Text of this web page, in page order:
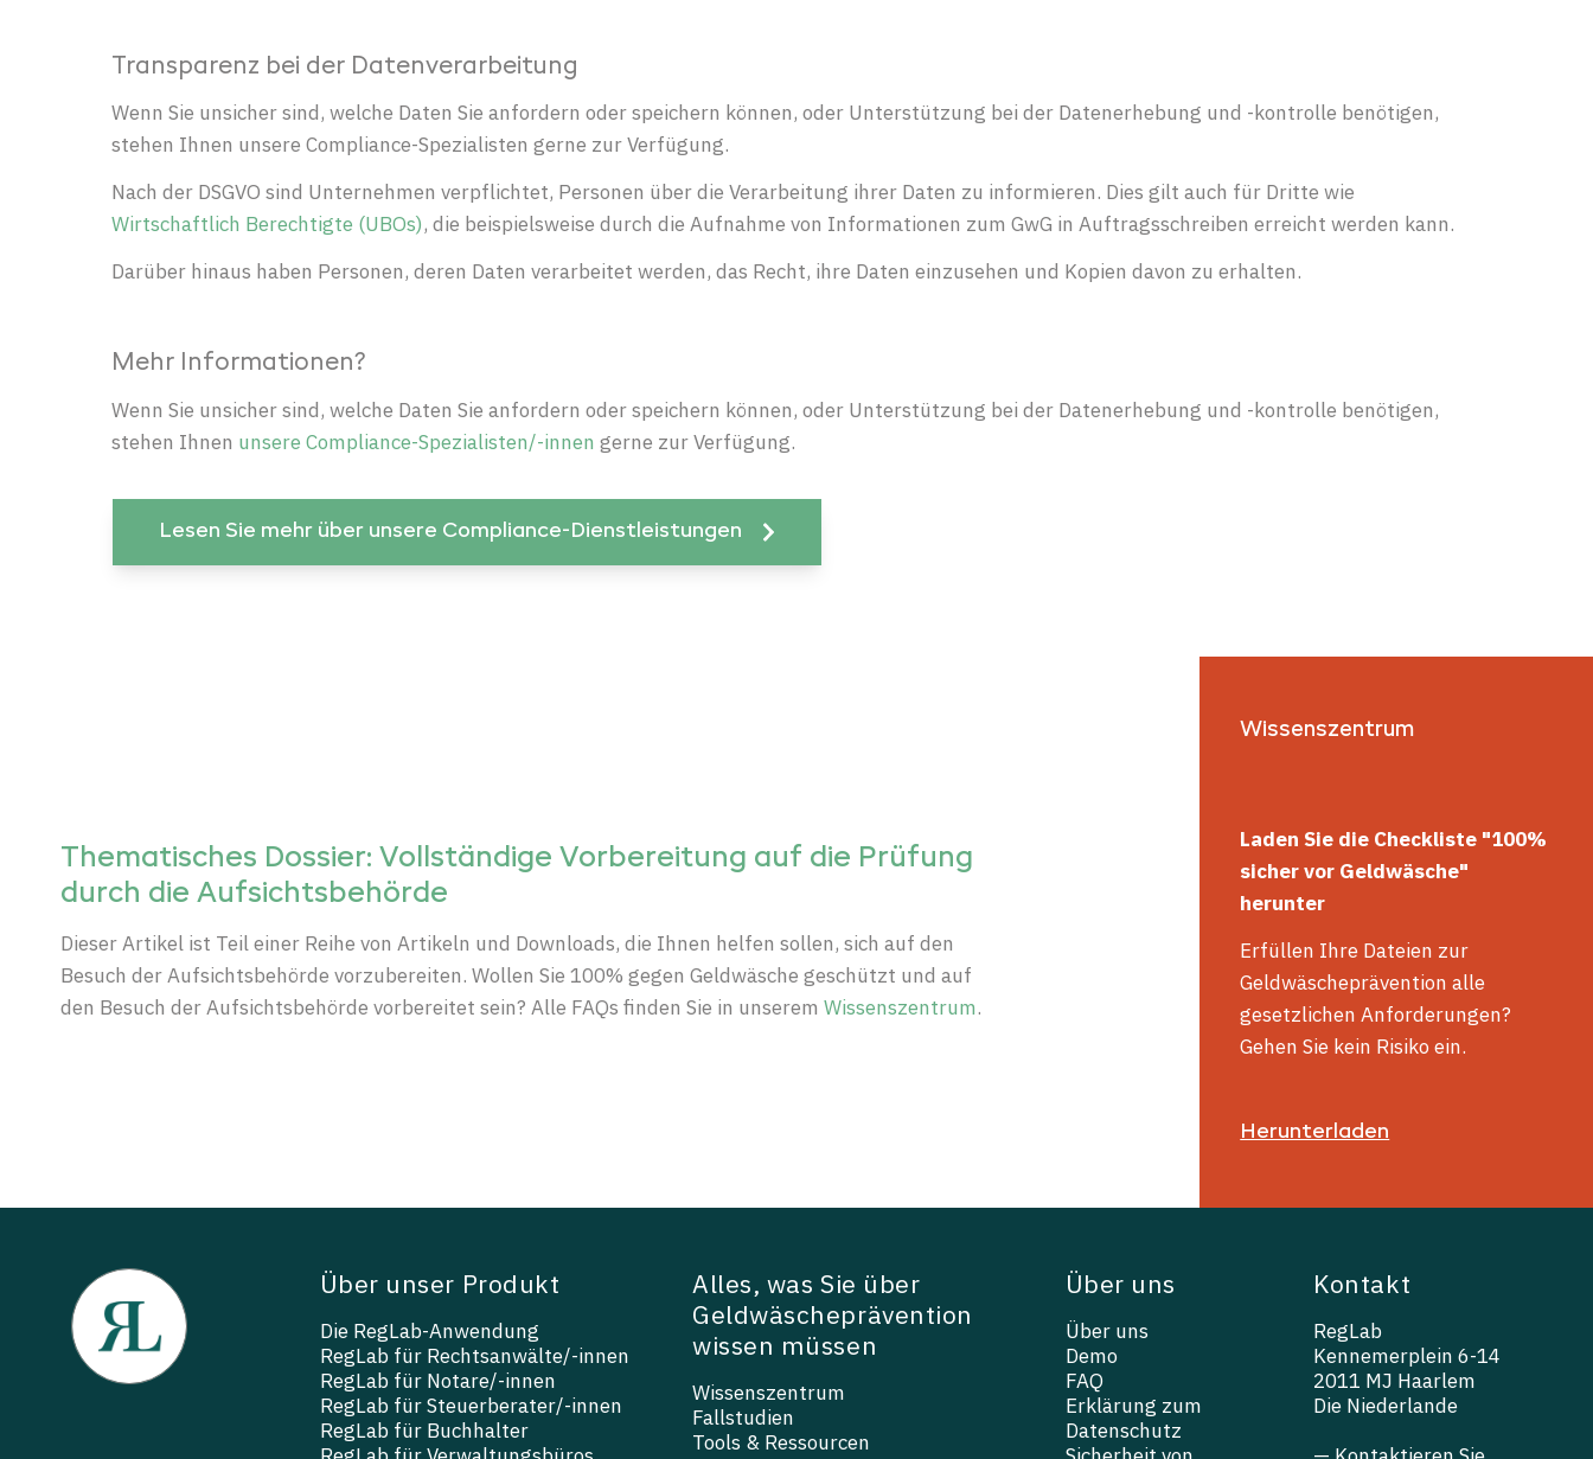
Transparenz bei der Datenverarbeitung
Wenn Sie unsicher sind, welche Daten Sie anfordern oder speichern können, oder Unterstützung bei der Datenerhebung und -kontrolle benötigen,
stehen Ihnen unsere Compliance-Spezialisten gerne zur Verfügung.
Nach der DSGVO sind Unternehmen verpflichtet, Personen über die Verarbeitung ihrer Daten zu informieren. Dies gilt auch für Dritte wie
Wirtschaftlich Berechtigte (UBOs), die beispielsweise durch die Aufnahme von Informationen zum GwG in Auftragsschreiben erreicht werden kann.
Darüber hinaus haben Personen, deren Daten verarbeitet werden, das Recht, ihre Daten einzusehen und Kopien davon zu erhalten.
Mehr Informationen?
Wenn Sie unsicher sind, welche Daten Sie anfordern oder speichern können, oder Unterstützung bei der Datenerhebung und -kontrolle benötigen,
stehen Ihnen unsere Compliance-Spezialisten/-innen gerne zur Verfügung.
Lesen Sie mehr über unsere Compliance-Dienstleistungen
Thematisches Dossier: Vollständige Vorbereitung auf die Prüfung
durch die Aufsichtsbehörde
Dieser Artikel ist Teil einer Reihe von Artikeln und Downloads, die Ihnen helfen sollen, sich auf den
Besuch der Aufsichtsbehörde vorzubereiten. Wollen Sie 100% gegen Geldwäsche geschützt und auf
den Besuch der Aufsichtsbehörde vorbereitet sein? Alle FAQs finden Sie in unserem Wissenszentrum.
Wissenszentrum
Laden Sie die Checkliste "100%
sicher vor Geldwäsche"
herunter
Erfüllen Ihre Dateien zur
Geldwäscheprävention alle
gesetzlichen Anforderungen?
Gehen Sie kein Risiko ein.
Herunterladen
Über unser Produkt
Die RegLab-Anwendung
RegLab für Rechtsanwälte/-innen
RegLab für Notare/-innen
RegLab für Steuerberater/-innen
RegLab für Buchhalter
Alles, was Sie über
Geldwäscheprävention
wissen müssen
Wissenszentrum
Fallstudien
Tools & Ressourcen
Über uns
Über uns
Demo
FAQ
Erklärung zum
Datenschutz
Kontakt
RegLab
Kennemerplein 6-14
2011 MJ Haarlem
Die Niederlande